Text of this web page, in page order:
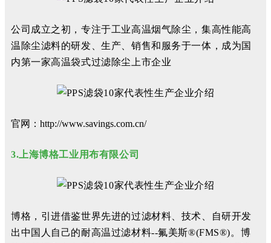
公司成立之初，专注于工业高温烟气除尘，集高性能高
温除尘滤料的研发、生产、销售和服务于一体，成为国
内第一家高温袋式过滤除尘上市企业
官网：http://www.savings.com.cn/
3.上海博格工业用布有限公司
博格，引进借鉴世界先进的过滤材料、技术、自研开发
出中国人自己的耐高温过滤材料--氟美斯®(FMS®)。博